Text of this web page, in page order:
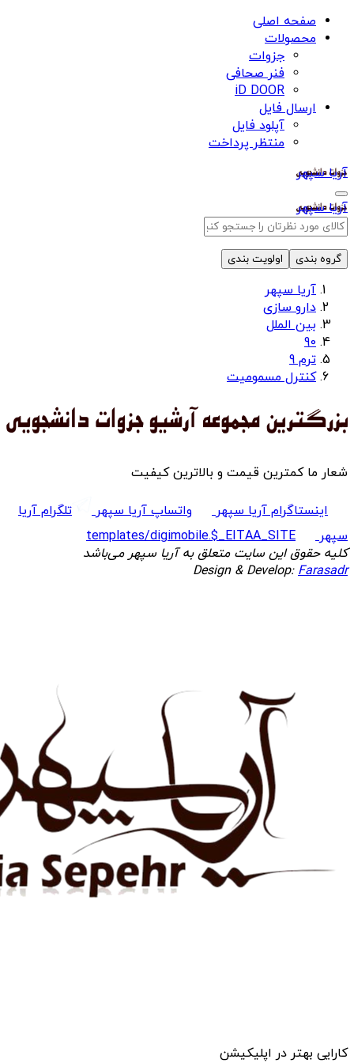
صفحه اصلی
محصولات
جزوات
فنر صحافی
iD DOOR
ارسال فایل
آپلود فایل
منتظر پرداخت
آریا سپهر
آریا سپهر
گروه بندی اولویت بندی
آریا سپهر
دارو سازی
بین الملل
90
ترم 9
کنترل مسمومیت
شعار ما کمترین قیمت و بالاترین کیفیت
اینستاگرام آریا سپهر واتساپ آریا سپهر
تلگرام آریا
سپهر
templates/digimobile.$_EITAA_SITE
کلیه حقوق این سایت متعلق به آریا سپهر می‌باشد
Design & Develop:Farasadr
کارایی بهتر در اپلیکیشن